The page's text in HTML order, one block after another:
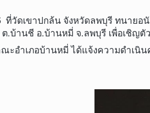
ที่วัดเขาปกล้น จังหวัดลพบุรี​ ทนาย
.บ้านชี อ.บ้านหมี่ จ.ลพบุรี เพื่อเชิญตั
ะอำเภอบ้านหมี่ ได้แจ้งความดำเนิ